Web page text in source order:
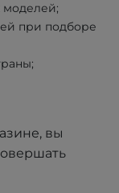
моделей;
при подборе
вы